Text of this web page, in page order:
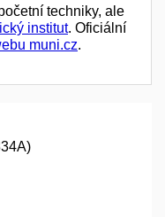
techniky, ale
institut. Oficiální
muni.cz.